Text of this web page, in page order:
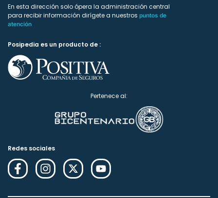
En esta dirección solo ópera la administración central
para recibir información dirígete a nuestros puntos de
atención
Posipedia es un producto de :
Pertenece al:
Redes sociales